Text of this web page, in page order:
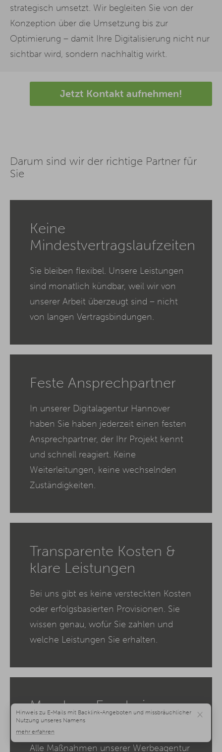
strategisch umsetzt. Wir begleiten Sie von der
Konzeption über die Umsetzung bis zur
Optimierung – damit Ihre Digitalisierung nicht nur
sichtbar wird, sondern nachhaltig wirkt.
Jetzt Kontakt aufnehmen!
Darum sind wir der richtige Partner für
Sie
Keine
Mindestvertragslaufzeiten
Sie bleiben flexibel. Unsere Leistungen
sind monatlich kündbar, weil wir von
unserer Arbeit überzeugt sind – nicht
von langen Vertragsbindungen.
Feste Ansprechpartner
In unserer Digitalagentur Hannover
haben Sie haben jederzeit einen festen
Ansprechpartner, der Ihr Projekt kennt
und schnell reagiert. Keine
Weiterleitungen, keine wechselnden
Zuständigkeiten.
Transparente Kosten &
klare Leistungen
Bei uns gibt es keine versteckten Kosten
oder erfolgsbasierten Provisionen. Sie
wissen genau, wofür Sie zahlen und
welche Leistungen Sie erhalten.
Messbare Ergebnisse
statt Bauchgefühl
Alle Maßnahmen unserer Werbeagentur
×